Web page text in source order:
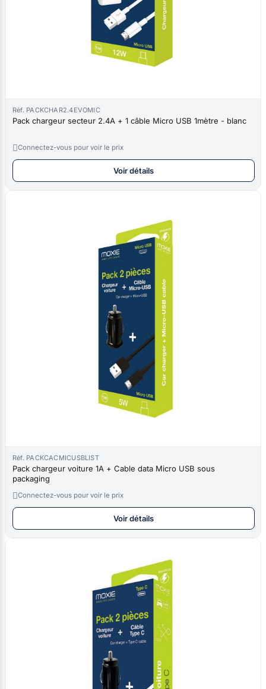
Réf. PACKCHAR2.4EVOMIC
Pack chargeur secteur 2.4A + 1 câble Micro USB 1mètre - blanc
Connectez-vous pour voir le prix
Voir détails
Réf. PACKCACMICUSBLIST
Pack chargeur voiture 1A + Cable data Micro USB sous
packaging
Connectez-vous pour voir le prix
Voir détails